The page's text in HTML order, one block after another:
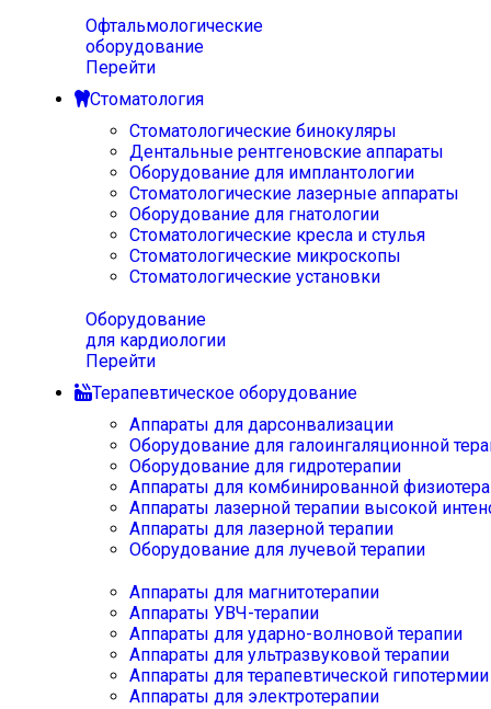
Офтальмологические
оборудование
Перейти
Стоматология
Стоматологические бинокуляры
Дентальные рентгеновские аппараты
Оборудование для имплантологии
Стоматологические лазерные аппараты
Оборудование для гнатологии
Стоматологические кресла и стулья
Стоматологические микроскопы
Стоматологические установки
Оборудование
для кардиологии
Перейти
Терапевтическое оборудование
Аппараты для дарсонвализации
Оборудование для галоингаляционной
Оборудование для гидротерапии
Аппараты для комбинированной
Аппараты лазерной терапии высокой
Аппараты для лазерной терапии
Оборудование для лучевой терапии
Аппараты для магнитотерапии
Аппараты УВЧ-терапии
Аппараты для ударно-волновой терапии
Аппараты для ультразвуковой терапии
Аппараты для терапевтической
Аппараты для электротерапии